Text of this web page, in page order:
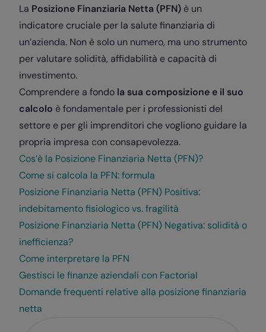
La Posizione Finanziaria Netta (PFN) è un
indicatore cruciale per la salute finanziaria di
un’azienda. Non è solo un numero, ma uno strumento
per valutare solidità, affidabilità e capacità di
investimento.
Comprendere a fondo la sua composizione e il suo
calcolo è fondamentale per i professionisti del
settore e per gli imprenditori che vogliono guidare la
propria impresa con consapevolezza.
Cos’è la Posizione Finanziaria Netta (PFN)?
Come si calcola la PFN: formula
Posizione Finanziaria Netta (PFN) Positiva:
indebitamento fisiologico vs. fragilità
Posizione Finanziaria Netta (PFN) Negativa: solidità o
inefficienza?
Come interpretare la PFN
Gestisci le finanze aziendali con Factorial
Domande frequenti relative alla posizione finanziaria
netta